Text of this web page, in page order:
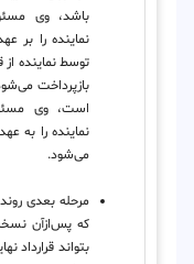
باشد، وی
نماینده را بر
توسط نماینده
بازپرداخت
است، وی
نماینده را به
می‌شود.
مرحله بعدی
که پس‌ازآن
بتواند قرارداد